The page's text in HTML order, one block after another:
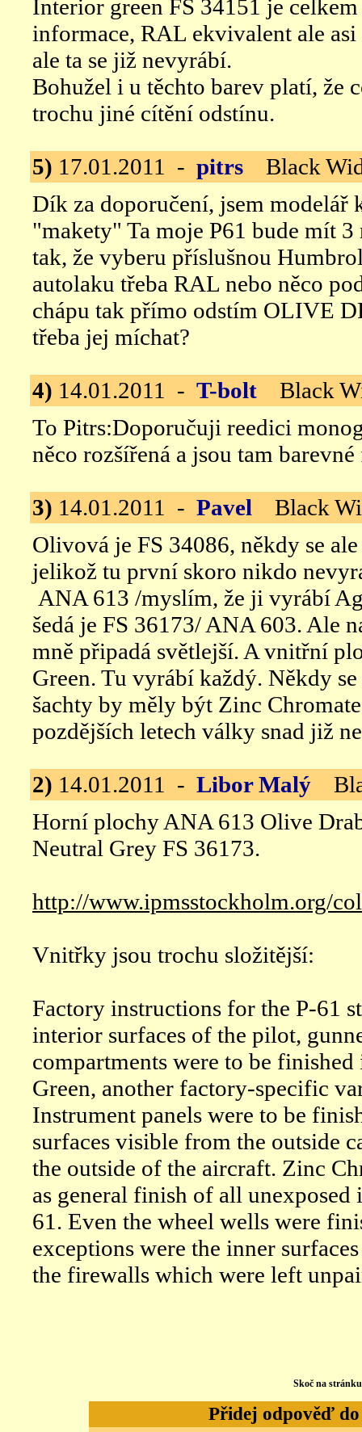
Interior green FS 34151 je
informace, RAL ekvivalent ale
ale ta se již nevyrábí.
Bohužel i u těchto barev platí, že
trochu jiné cítění odstínu.
5) 17.01.2011 - pitrs Black
Dík za doporučení, jsem modelář
"makety" Ta moje P61 bude mít
tak, že vyberu příslušnou
autolaku třeba RAL nebo něco
chápu tak přímo odstím OLIVE
třeba jej míchat?
4) 14.01.2011 - T-bolt Black
To Pitrs:Doporučuji reedici
něco rozšířená a jsou tam
3) 14.01.2011 - Pavel Black
Olivová je FS 34086, někdy se
jelikož tu první skoro nikdo
ANA 613 /myslím, že ji vyrábí
šedá je FS 36173/ ANA 603. Ale
mně připadá světlejší. A vnitřní
Green. Tu vyrábí každý. Někdy
šachty by měly být Zinc
pozdějších letech války snad již
2) 14.01.2011 - Libor Malý
Horní plochy ANA 613 Olive
Neutral Grey FS 36173.
http://www.ipmsstockholm.org/
Vnitřky jsou trochu složitější:
Factory instructions for the P-61
interior surfaces of the pilot,
compartments were to be
Green, another factory-specific
Instrument panels were to be
surfaces visible from the outside
the outside of the aircraft. Zinc
as general finish of all
61. Even the wheel wells were
exceptions were the inner
the firewalls which were left
Skoč na
Přidej odpověď